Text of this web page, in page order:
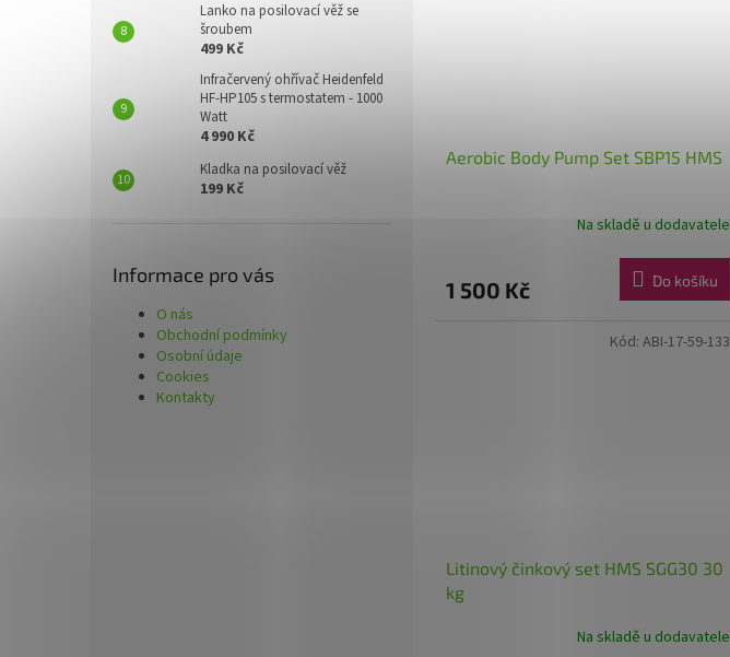
Lanko na posilovací věž se
šroubem
499 Kč
Infračervený ohřívač Heidenfeld
HF-HP105 s termostatem - 1000
Watt
4 990 Kč
Kladka na posilovací věž
199 Kč
Informace pro vás
O nás
Obchodní podmínky
Osobní údaje
Cookies
Kontakty
Aerobic Body Pump Set SBP15 HMS
Na skladě u dodavatele
1 500 Kč Do košíku
Litinový činkový set HMS SGG30 30
kg
Na skladě u dodavatele
Kód: ABI-17-59-133